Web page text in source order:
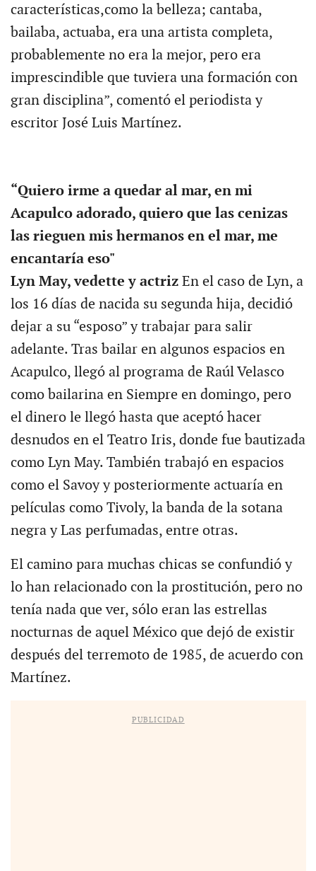
características,como la belleza; cantaba,
bailaba, actuaba, era una artista completa,
probablemente no era la mejor, pero era
imprescindible que tuviera una formación con
gran disciplina”, comentó el periodista y
escritor José Luis Martínez.
“Quiero irme a quedar al mar, en mi
Acapulco adorado, quiero que las cenizas
las rieguen mis hermanos en el mar, me
encantaría eso"
Lyn May, vedette y actrizEn el caso de Lyn, a
los 16 días de nacida su segunda hija, decidió
dejar a su “esposo” y trabajar para salir
adelante. Tras bailar en algunos espacios en
Acapulco, llegó al programa de Raúl Velasco
como bailarina en Siempre en domingo, pero
el dinero le llegó hasta que aceptó hacer
desnudos en el Teatro Iris, donde fue bautizada
como Lyn May. También trabajó en espacios
como el Savoy y posteriormente actuaría en
películas como Tivoly, la banda de la sotana
negra y Las perfumadas, entre otras.
El camino para muchas chicas se confundió y
lo han relacionado con la prostitución, pero no
tenía nada que ver, sólo eran las estrellas
nocturnas de aquel México que dejó de existir
después del terremoto de 1985, de acuerdo con
Martínez.
PUBLICIDAD